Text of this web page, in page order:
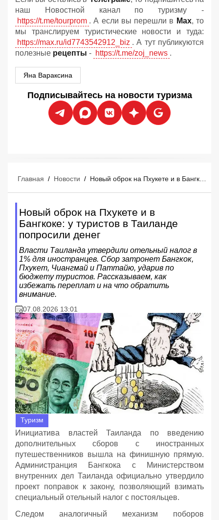
наш Новостной канал по туризму -
https://t.me/tourprom . А если вы перешли в Мах, то
мы транслируем туристические новости и туда:
https://max.ru/id7743542912_biz . А тут публикуются
полезные рецепты - https://t.me/zoj_news .
Яна Вараксина
Подписывайтесь на новости туризма
Главная / Новости / Новый оброк на Пхукете и в Бангкоке: у туристов в Таиланде попросили денег
Новый оброк на Пхукете и в
Бангкоке: у туристов в Таиланде
попросили денег
Власти Таиланда утвердили отельный налог в
1% для иностранцев. Сбор затронет Бангкок,
Пхукет, Чиангмай и Паттайю, ударив по
бюджету туристов. Рассказываем, как
избежать переплат и на что обратить
внимание.
07.08.2026 13:01
Туризм
Инициатива властей Таиланда по введению
дополнительных сборов с иностранных
путешественников вышла на финишную прямую.
Администранция Бангкока с Министерством
внутренних дел Таиланда официально утвердило
проект поправок к закону, позволяющий взимать
специальный отельный налог с постояльцев.
Следом аналогичный механизм поборов